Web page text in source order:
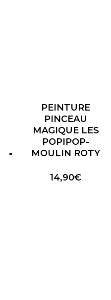
PEINTURE
PINCEAU
MAGIQUE LES
POPIPOP-
MOULIN ROTY
14,90€